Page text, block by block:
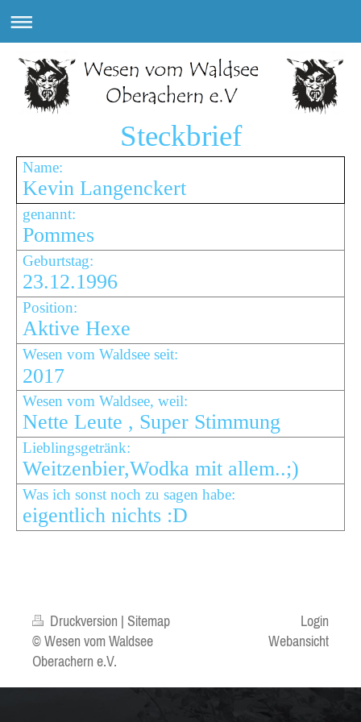
Steckbrief
Name:
Kevin Langenckert
genannt:
Pommes
Geburtstag:
23.12.1996
Position:
Aktive Hexe
Wesen vom Waldsee seit:
2017
Wesen vom Waldsee, weil:
Nette Leute , Super Stimmung
Lieblingsgetränk:
Weitzenbier,Wodka mit allem..;)
Was ich sonst noch zu sagen habe:
eigentlich nichts :D
Druckversion | Sitemap
© Wesen vom Waldsee
Oberachern e.V.
Login
Webansicht